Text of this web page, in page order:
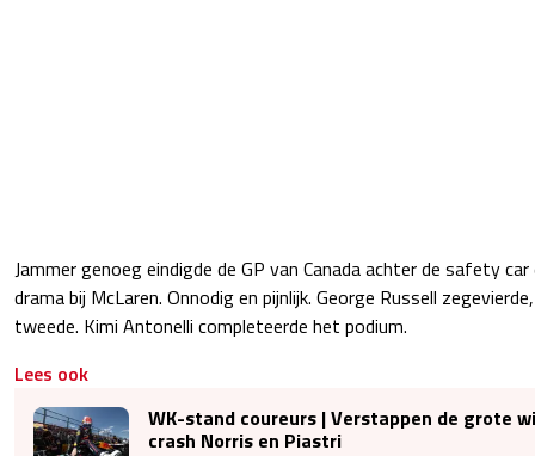
Jammer genoeg eindigde de GP van Canada achter de safety
drama bij McLaren. Onnodig en pijnlijk. George Russell
tweede. Kimi Antonelli completeerde het podium.
Lees ook
WK-stand coureurs | Verstappen de grote
crash Norris en Piastri